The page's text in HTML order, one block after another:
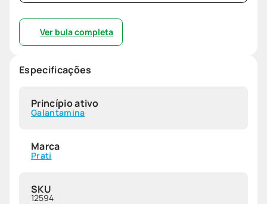
Ver bula completa
Especificações
Princípio ativo
Galantamina
Marca
Prati
SKU
12594